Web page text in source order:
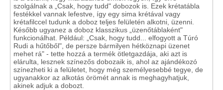
szolgálnak a „Csak, hogy tudd" dobozok is. Ezek krétatábla
festékkel vannak lefestve, így egy sima krétával vagy
krétafilccel tudunk a doboz teljes felületén alkotni, üzenni.
Később ugyanez a doboz klasszikus „üzenőtáblaként"
funkcionálhat. Például: „Csak, hogy tudd... elfogyott a Túró
Rudi a hűtőből", de persze bármilyen hétköznapi üzenet
mehet rá" - tette hozzá a termék ötletgazdája, aki azt is
elárulta, lesznek színezős dobozaik is, ahol az ajándékozó
színezheti ki a felületet, hogy még személyesebbé tegye, de
ugyanakkor az alkotás örömét annak is meghagyhatjuk,
akinek adjuk a dobozt.